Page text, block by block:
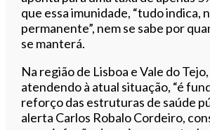
que essa imunidade, “tudo indica,
permanente”, nem se sabe por
se manterá.
Na região de Lisboa e Vale do Tejo,
atendendo à atual situação, “é
reforço das estruturas de saúde
alerta Carlos Robalo Cordeiro,